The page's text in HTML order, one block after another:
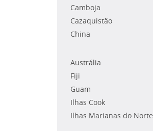
Camboja
Cazaquistão
China
Austrália
Fiji
Guam
Ilhas Cook
Ilhas Marianas do Norte